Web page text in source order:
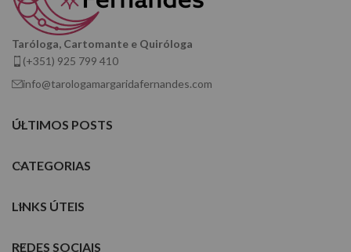
Taróloga, Cartomante e Quiróloga
(+351) 925 799 410
info@tarologamargaridafernandes.com
ÚLTIMOS POSTS
CATEGORIAS
LINKS ÚTEIS
REDES SOCIAIS